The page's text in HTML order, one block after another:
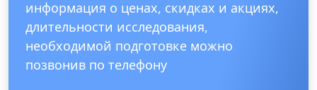
информация о ценах, скидках и акциях,
длительности исследования,
необходимой подготовке можно
позвонив по телефону